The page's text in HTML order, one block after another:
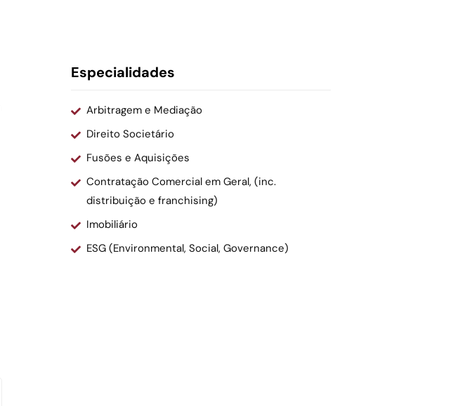
Especialidades
Arbitragem e Mediação
Direito Societário
Fusões e Aquisições
Contratação Comercial em Geral, (inc.
distribuição e franchising)
Imobiliário
ESG (Environmental, Social, Governance)